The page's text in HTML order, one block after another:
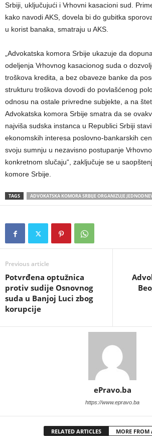
Srbiji, uključujući i Vrhovni kasacioni sud.
kako navodi AKS, dovela bi do gubitka
u korist banaka, smatraju u AKS.
„Advokatska komora Srbije ukazuje da
odeljenja Vrhovnog kasacionog suda o
troškova kredita, a bez obaveze banke da
strukturu troškova dovodi do povlašćenog
odnosu na ostale privredne subjekte, a na
Advokatska komora Srbije smatra da se
najviša sudska instanca u Republici Srbiji
ekonomskih interesa poslovno-bankarskih
svoju sumnju u nezavisno postupanje
konkretnom slučaju“, zaključuje se u
komore Srbije.
TAGS ADVOKATSKA KOMORA SRBIJE ORGANIZUJE
Previous article
Potvrđena optužnica
protiv sudije Osnovnog
suda u Banjoj Luci zbog
korupcije
ePravo.ba
https://www.epravo.ba
RELATED ARTICLES MORE FROM